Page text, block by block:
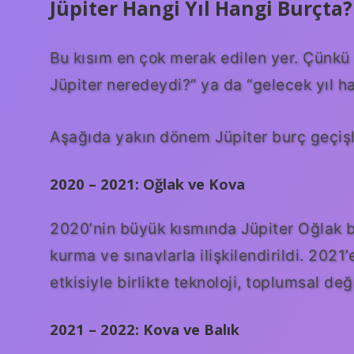
Jüpiter Hangi Yıl Hangi
Bu kısım en çok merak edilen yer.
Jüpiter neredeydi?” ya da “gelecek yıl
Aşağıda yakın dönem Jüpiter burç
2020 – 2021: Oğlak ve Kova
2020’nin büyük kısmında Jüpiter
kurma ve sınavlarla ilişkilendirildi.
etkisiyle birlikte teknoloji, toplumsal
2021 – 2022: Kova ve Balık